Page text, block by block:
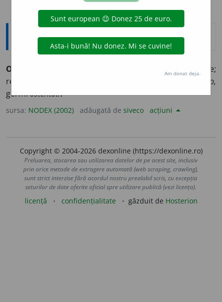
Explicative DEX
OSTENTAT
Care manifestă ostentație;
realizat cu ostentație; demonstrativ. /<it.
ostentativo,
germ.ostentativ
sursa: NODEX (2002) adăugată de siveco acțiuni
Copyright © 2004-2026 dexonline (https://dexonline.ro)
Preluarea, stocarea sau utilizarea datelor de pe acest site, inclusiv
prin orice metode de extragere automată (web scraping, crawling),
sunt strict interzise fără acordul nostru prealabil scris, cu excepția
seturilor de date oferite oficial spre utilizare publică (vezi licența).
licență confidențialitate găzduit de Hosterion
Am donat deja.